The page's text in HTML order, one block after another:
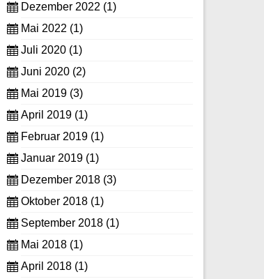
Dezember 2022 (1)
Mai 2022 (1)
Juli 2020(1)
Juni 2020(2)
Mai 2019(3)
April 2019(1)
Februar 2019(1)
Januar 2019(1)
Dezember 2018(3)
Oktober 2018(1)
September 2018(1)
Mai 2018(1)
April 2018(1)